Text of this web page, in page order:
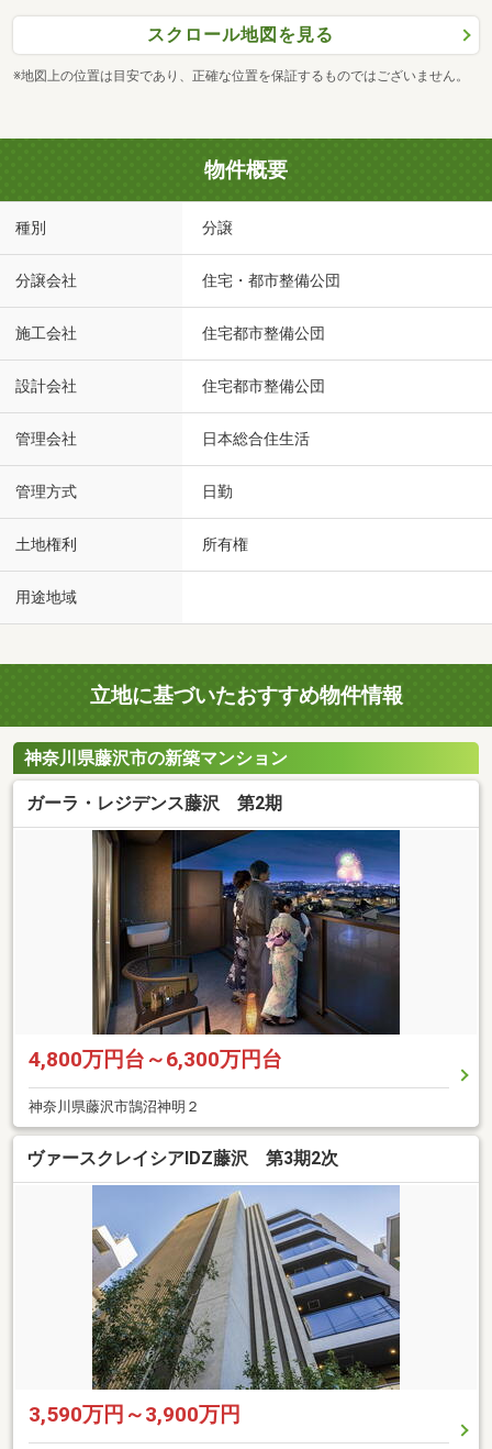
スクロール地図を見る
※地図上の位置は目安であり、正確な位置を保証するものではございません。
物件概要
種別 分譲
分譲会社 住宅・都市整備公団
施工会社 住宅都市整備公団
設計会社 住宅都市整備公団
管理会社 日本総合住生活
管理方式 日勤
土地権利 所有権
用途地域
立地に基づいたおすすめ物件情報
神奈川県藤沢市の新築マンション
ガーラ・レジデンス藤沢 第2期
4,800万円台～6,300万円台
神奈川県藤沢市鵠沼神明２
ヴァースクレイシアIDZ藤沢 第3期2次
3,590万円～3,900万円